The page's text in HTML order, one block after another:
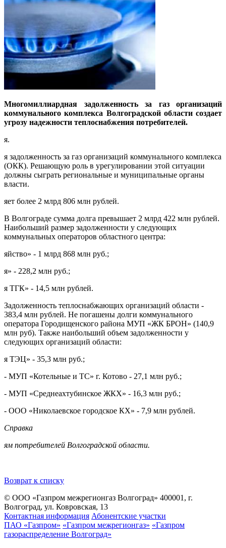
Многомиллиардная задолженность за газ организаций
коммунального комплекса Волгоградской области создает
угрозу надежности теплоснабжения потребителей.
я.
я задолженность за газ организаций коммунального комплекса
(ОКК). Решающую роль в урегулировании этой ситуации
должны сыграть региональные и муниципальные органы
власти.
яет более 2 млрд 806 млн рублей.
В Волгограде сумма долга превышает 2 млрд 422 млн рублей.
Наибольший размер задолженности у следующих
коммунальных операторов областного центра:
яйство» - 1 млрд 868 млн руб.;
я» - 228,2 млн руб.;
я ТГК» - 14,5 млн рублей.
Задолженность теплоснабжающих организаций области -
383,4 млн рублей. Не погашены долги коммунального
оператора Городищенского района МУП «ЖК БРОН» (140,9
млн руб). Также наибольший объем задолженности у
следующих организаций области:
я ТЭЦ» - 35,3 млн руб.;
- МУП «Котельные и ТС» г. Котово - 27,1 млн руб.;
- МУП «Среднеахтубинское ЖКХ» - 16,3 млн руб.;
- ООО «Николаевское городское КХ» - 7,9 млн рублей.
Cправка
ям потребителей Волгоградской области.
Возврат к списку
© ООО «Газпром межрегионгаз Волгоград» 400001, г.
Волгоград, ул. Ковровская, 13
Контактная информация Абонентские участки
ПАО «Газпром» «Газпром межрегионгаз» «Газпром
газораспределение Волгоград»